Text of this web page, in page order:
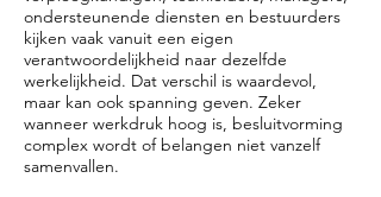
ondersteunende diensten en bestuurders
kijken vaak vanuit een eigen
verantwoordelijkheid naar dezelfde
werkelijkheid. Dat verschil is waardevol,
maar kan ook spanning geven. Zeker
wanneer werkdruk hoog is, besluitvorming
complex wordt of belangen niet vanzelf
samenvallen.